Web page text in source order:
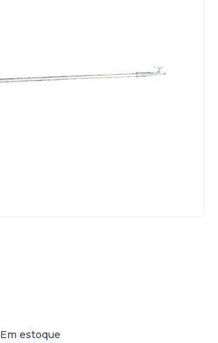
Em estoque